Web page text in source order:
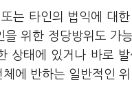
는 타인의 법익에 대
위한 정당방위도 가
상태에 있거나 바로
에 반하는 일반적인